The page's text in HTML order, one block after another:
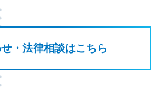
・法律相談はこちら